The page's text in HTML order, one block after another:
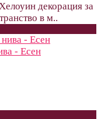
декорация за
в м..
- Есен